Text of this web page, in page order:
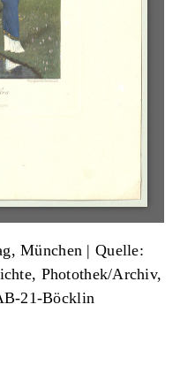
München | Quelle:
Photothek/Archiv,
21-Böcklin